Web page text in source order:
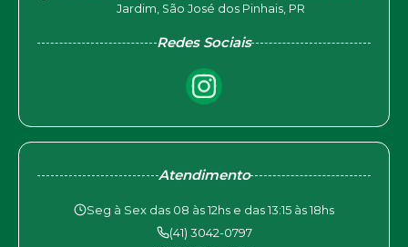
Jardim, São José dos Pinhais, PR
Redes Sociais
Atendimento
Seg à Sex das 08 às 12hs e das 13:15 às 18hs
(41) 3042-0797